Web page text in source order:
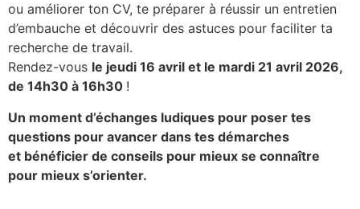
ou améliorer ton CV, te préparer à réussir un entretien
d’embauche et découvrir des astuces pour faciliter ta
recherche de travail.
Rendez-vous le jeudi 16 avril et le mardi 21 avril 2026,
de 14h30 à 16h30 !
Un moment d’échanges ludiques pour poser tes
questions pour avancer dans tes démarches
et bénéficier de conseils pour mieux se connaître
pour mieux s’orienter.